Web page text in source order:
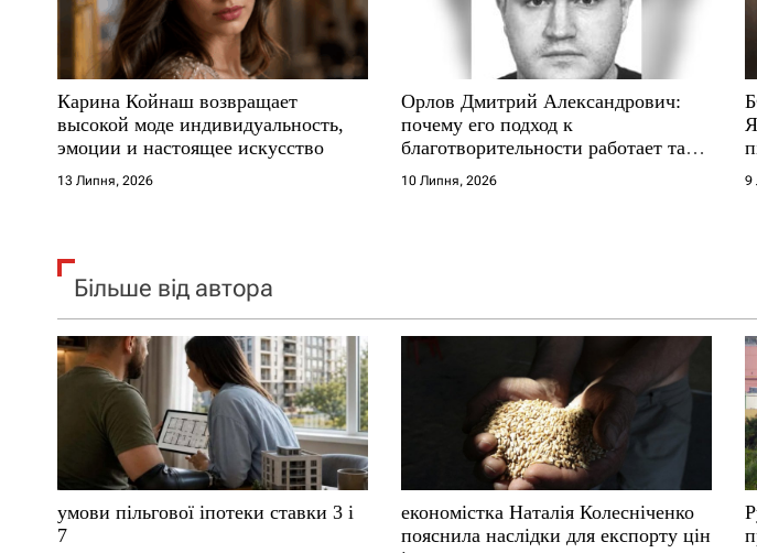
и
с
і
в
Карина Койнаш возвращает
высокой моде индивидуальность,
эмоции и настоящее искусство
13 Липня, 2026
Орлов Дмитрий Александрович:
почему его подход к
благотворительности работает там,
где другие не выдерживают
10 Липня, 2026 9
Більше від автора
умови пільгової іпотеки ставки 3 і
7
економістка Наталія Колесніченко
пояснила наслідки для експорту цін